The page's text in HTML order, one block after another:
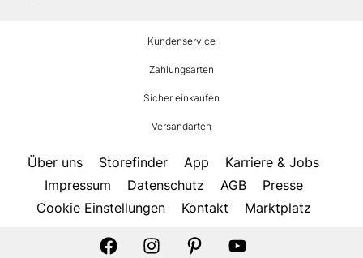
Kundenservice
Zahlungsarten
Sicher einkaufen
Versandarten
Über uns Storefinder App
Karriere & Jobs
Impressum
Datenschutz AGB
Presse
Cookie Einstellungen
Kontakt Marktplatz